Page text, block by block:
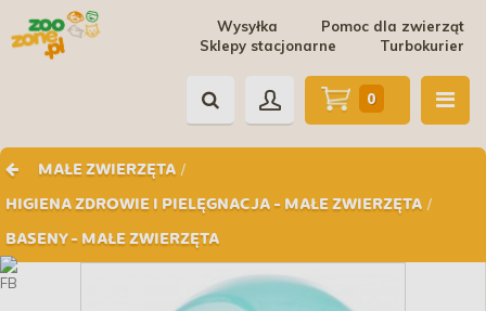
Pomoc dla zwierząt
Wysyłka
Turbokurier
Sklepy stacjonarne
MAŁE ZWIERZĘTA /
HIGIENA ZDROWIE I PIELĘGNACJA - MAŁE ZWIERZĘTA /
BASENY - MAŁE ZWIERZĘTA
0